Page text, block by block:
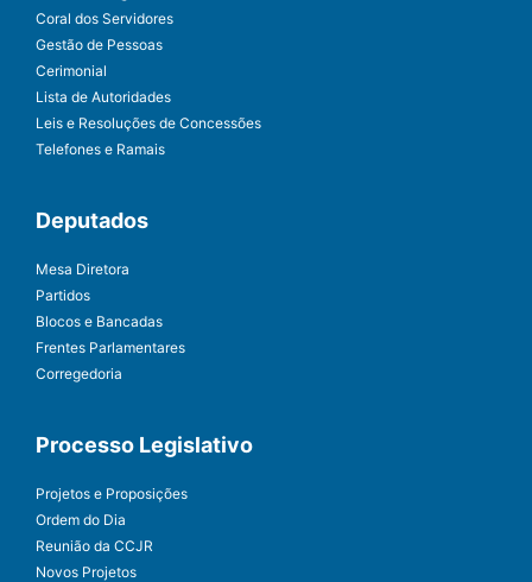
Coral dos Servidores
Gestão de Pessoas
Cerimonial
Lista de Autoridades
Leis e Resoluções de Concessões
Telefones e Ramais
Deputados
Mesa Diretora
Partidos
Blocos e Bancadas
Frentes Parlamentares
Corregedoria
Processo Legislativo
Projetos e Proposições
Ordem do Dia
Reunião da CCJR
Novos Projetos